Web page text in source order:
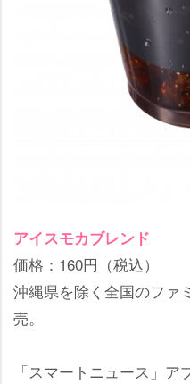
アイスモカブレンド
価格：160円（税込）
沖縄県を除く全国のファ
売。
「スマートニュース」